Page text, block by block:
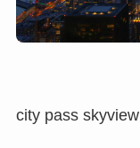
city pass skyview